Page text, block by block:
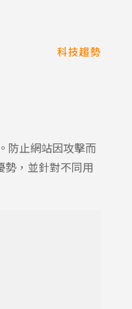
科技趨勢
防止網站因攻擊而
，並針對不同用